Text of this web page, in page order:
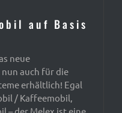
auf Basis
neue
auch für die
erhältlich! Egal
/ Kaffeemobil,